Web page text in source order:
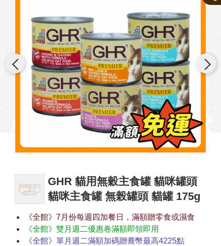
GHR 貓用無穀主食罐 貓咪罐頭
貓咪主食罐 無榖罐頭 貓罐 175g
《全館》7月份每週四加餐日，滿額贈零食或濕食
《全館》雙月週二優惠卷滿額即領即用
《全館》單月週二滿額加碼贈蕎幣最高4225點